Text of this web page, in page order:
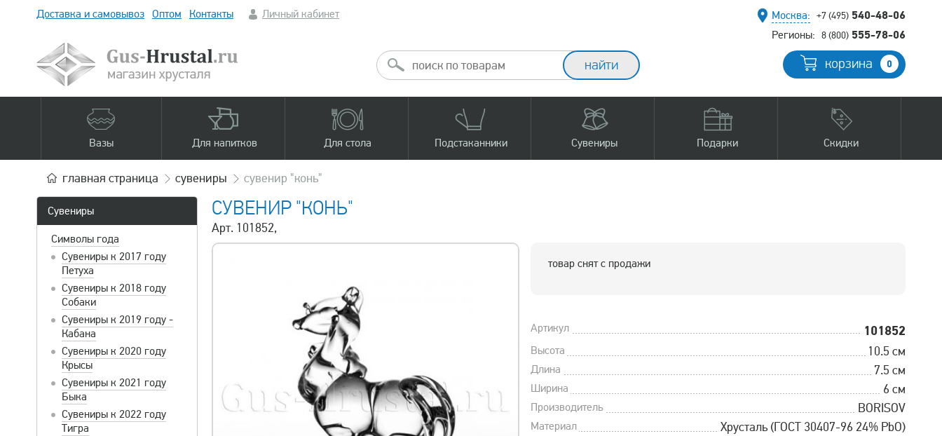
Доставка и самовывоз Оптом Контакты Личный кабинет Москва: +7 (495) 540-48-06
Регионы: 8 (800) 555-78-06
корзина 0
Вазы Для напитков Для стола Подстаканники Сувениры Подарки Скидки
главная страница сувениры сувенир "конь"
Сувениры
Символы года
Сувениры к 2017 году
Петуха
Сувениры к 2018 году
Собаки
Сувениры к 2019 году -
Кабана
Сувениры к 2020 году
Крысы
Сувениры к 2021 году
Быка
Сувениры к 2022 году
Тигра
СУВЕНИР "КОНЬ"
Арт. 101852,
товар снят с продажи
Артикул 101852
Высота 10.5 см
Длина 7.5 см
Ширина 6 см
Производитель BORISOV
Материал
Хрусталь (ГОСТ 30407-96 24% PbO)